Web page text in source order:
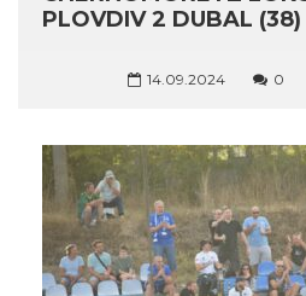
PLOVDIV 2 DUBAL (38)
14.09.2024 0